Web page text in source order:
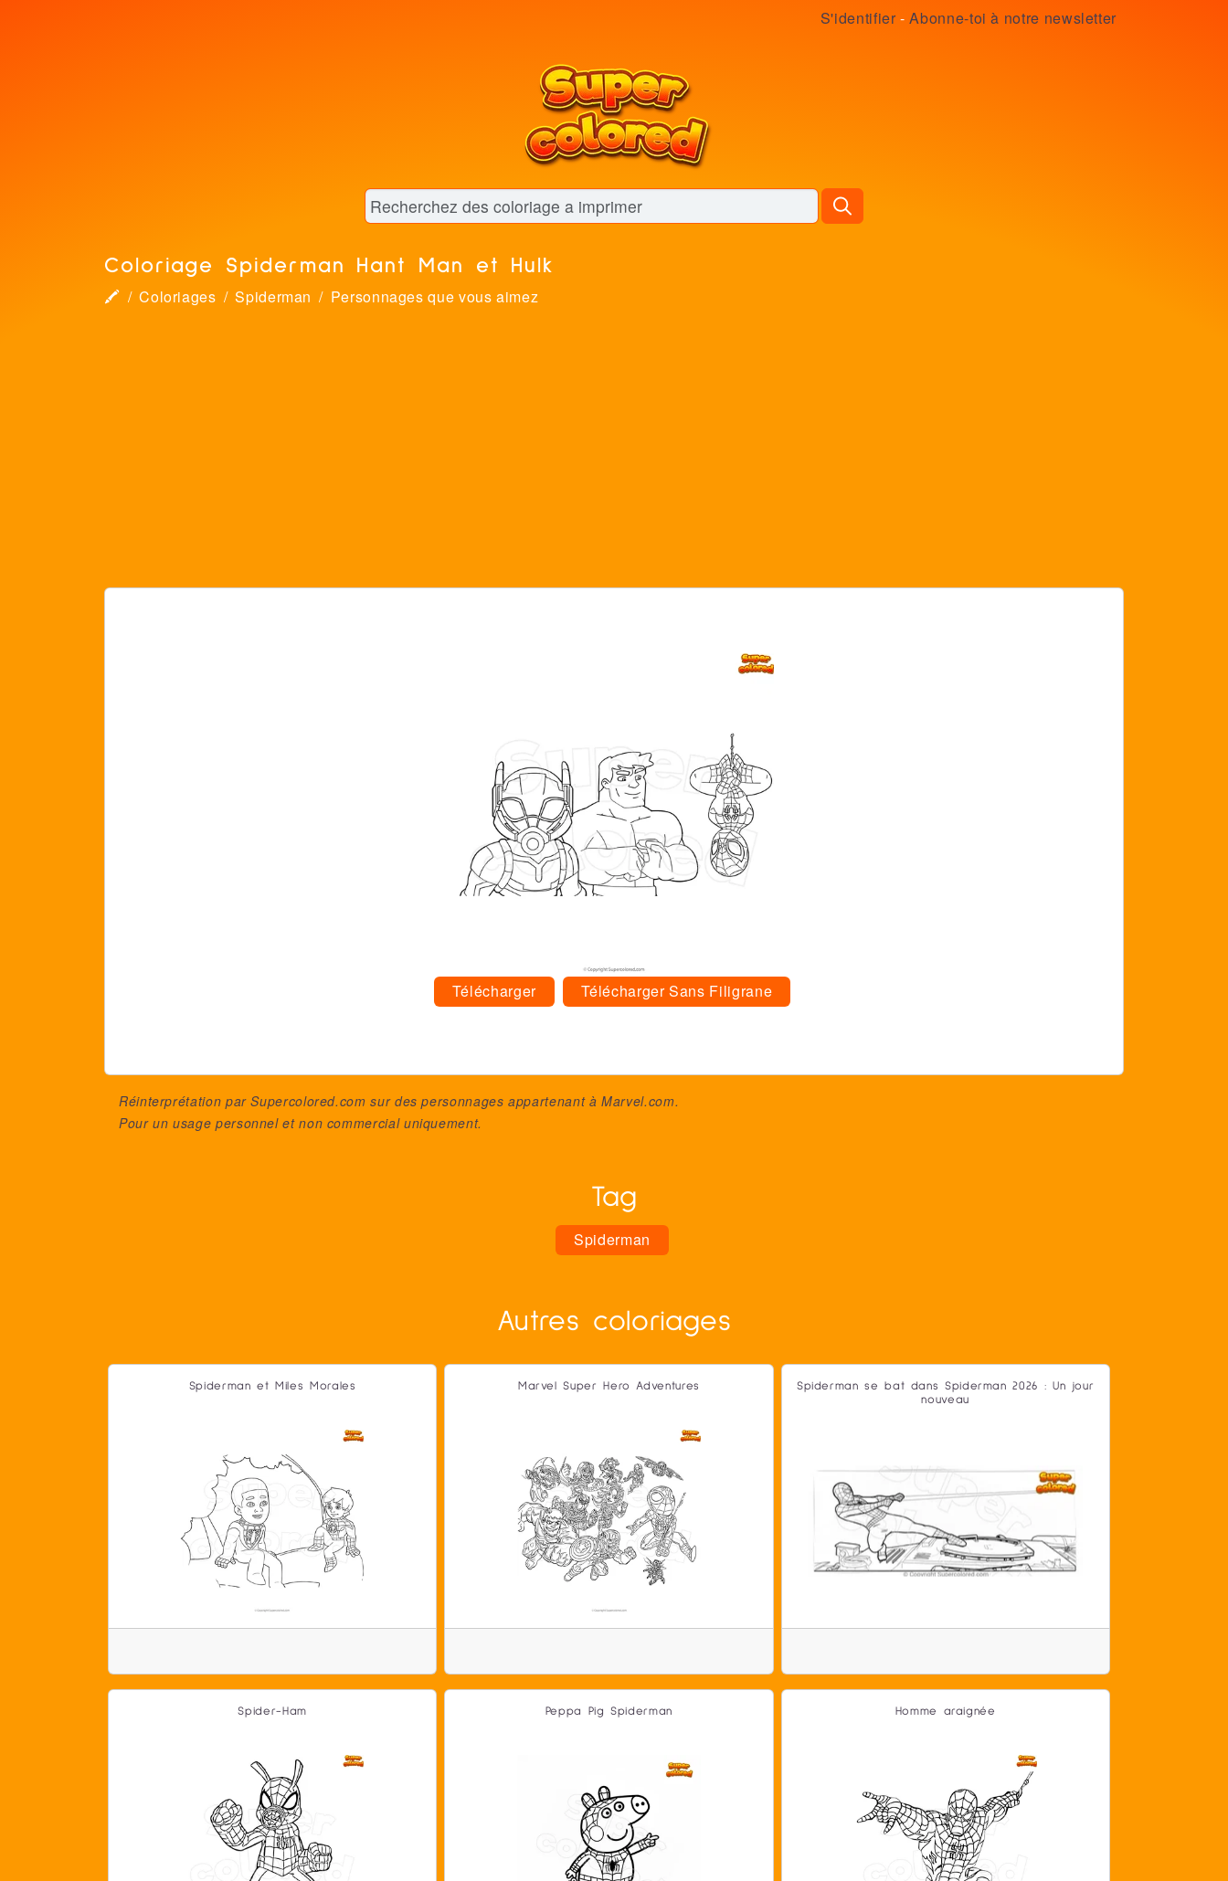
S'identifier -Abonne-toi à notre newsletter
Coloriage Spiderman Hant Man et Hulk
🖍 Coloriages Spiderman Personnages que vous aimez
Télécharger Télécharger Sans Filigrane
Réinterprétation par Supercolored.com sur des personnages appartenant àMarvel.com.
Pour un usage personnel et non commercial uniquement.
Tag
Spiderman
Autres coloriages
Spiderman et Miles Morales Marvel Super Hero Adventures
Spiderman se bat dans Spiderman 2026 : Un jour
nouveau
Spider-Ham Peppa Pig Spiderman Homme araignée